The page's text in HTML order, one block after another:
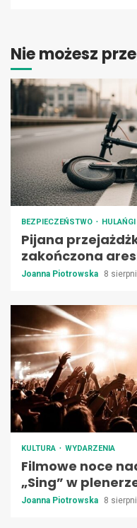
Nie możesz
BEZPIECZEŃSTWO HULAŃGI
Pijana
zakończona
Joanna Piotrowska 8
KULTURA WYDARZENIA
Filmowe noce
„Sing” w
Joanna Piotrowska 8